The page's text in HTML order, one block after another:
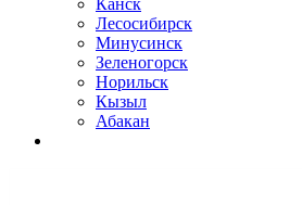
Лесосибирск
Минусинск
Зеленогорск
Норильск
Кызыл
Абакан